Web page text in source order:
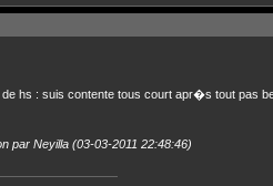
de hs : suis contente tous court apr�s tout pas
par Neyilla (03-03-2011 22:48:46)